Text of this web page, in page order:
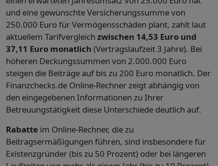
und eine gewünschte Versicherungssumme von
250.000 Euro für Vermögensschäden plant, zahlt laut
aktuellem Tarifvergleich zwischen 14,53 Euro und
37,11 Euro monatlich (Vertragslaufzeit 3 Jahre). Bei
höheren Deckungssummen von 2.000.000 Euro
steigen die Beiträge auf bis zu 200 Euro monatlich. Der
Finanzchecks.de Online-Rechner zeigt abhängig von
den eingegebenen Informationen zu Ihrer
Betreuungstätigkeit diese Unterschiede deutlich auf.
Rabatte im Online-Rechner, die zu
Beitragsermäßigungen führen, sind insbesondere für
Existenzgründer (bis zu 50 Prozent) oder bei längeren